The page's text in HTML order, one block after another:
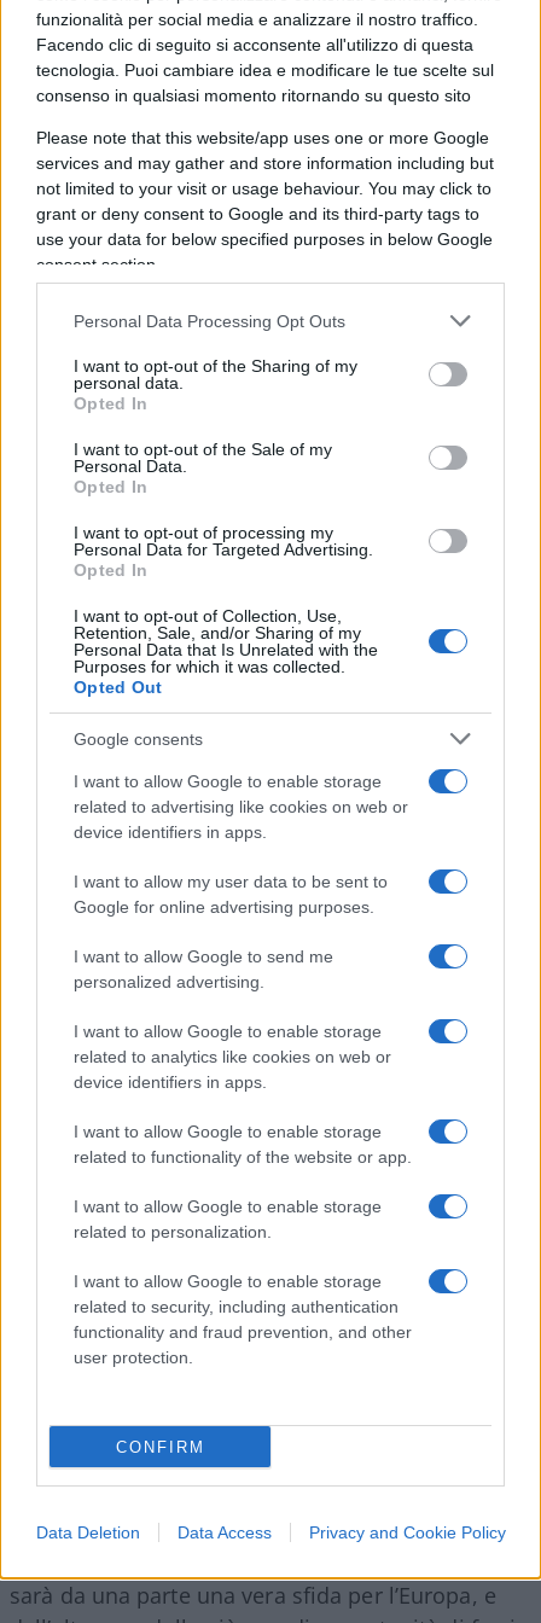
funzionalità per social media e analizzare il nostro traffico.
Facendo clic di seguito si acconsente all'utilizzo di questa
tecnologia. Puoi cambiare idea e modificare le tue scelte sul
consenso in qualsiasi momento ritornando su questo sito
Please note that this website/app uses one or more Google
services and may gather and store information including but
not limited to your visit or usage behaviour. You may click to
grant or deny consent to Google and its third-party tags to
use your data for below specified purposes in below Google
consent section.
Personal Data Processing Opt Outs
I want to opt-out of the Sharing of my
personal data.
Opted In
I want to opt-out of the Sale of my
Personal Data.
Opted In
I want to opt-out of processing my
Personal Data for Targeted Advertising.
Opted In
I want to opt-out of Collection, Use,
Retention, Sale, and/or Sharing of my
Personal Data that Is Unrelated with the
Purposes for which it was collected.
Opted Out
Google consents
I want to allow Google to enable storage
related to advertising like cookies on web or
device identifiers in apps.
I want to allow my user data to be sent to
Google for online advertising purposes.
I want to allow Google to send me
personalized advertising.
I want to allow Google to enable storage
related to analytics like cookies on web or
device identifiers in apps.
I want to allow Google to enable storage
related to functionality of the website or app.
I want to allow Google to enable storage
related to personalization.
I want to allow Google to enable storage
related to security, including authentication
functionality and fraud prevention, and other
user protection.
CONFIRM
Data Deletion Data Access Privacy and Cookie Policy
L’azienda di Cupertino non è certo nuova ad
investire denare all’interno dell’Unione: si pensi
solo al progettoApple Developer Academyin
collaborazione conl’Università Federico II di
Napolio al Campus di Cork inIrlanda, fondato
ormai nel lontano1980. Si tratta insomma
dell’ennesima mossa a favore dell’Europa da parte
dell’impresa californiana, che però unito alla
Un’occasione unica per le
imprese
Dire che questa manovra si pone come una
grande occasione per le imprese
sarebbe un
eufemismo: l’afflusso di capitali che a breve
e sarebbe un grave errore ignorare la cosa. I
semiconduttori sono ormai diventati componenti
elettronici indispensabili per diversi comparti
produttivi, dall’industria dell’auto
fino alla
. Stiamo parlando di
un giro d’affari di centinaia di miliardi di euro e
questo solo considerando i settori coinvolti in
portano a pensare che sia ora di cominciare a
opportunità derivanti da questo provvedimento.
Nel lungo periodo è chiaro che, con l’aumento di
produzione interna dei chip, i costi di buona parte
delle produzioni hi-tech andranno a ridursi
drasticamente, permettendo la nascita di
aziende e brand tecnologici made in Europe
“breve” periodo di transizione fino al 2030 invece a
beneficiare di questi investimenti saranno i
produttori di materiale industriale e i fornitori di
servizi: per attuare una simile trasformazione
infatti necessari impianti, macchinari e tutta una
prime che dovranno essere prima acquistati,
dando ovviamente la
precedenza a fornitori
interni all’Unione.
sarà da una parte una vera sfida per l’Europa, e